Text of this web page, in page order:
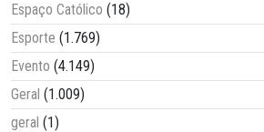
Espaço Católico (18)
Esporte (1.769)
Evento (4.149)
Geral (1.009)
geral (1)